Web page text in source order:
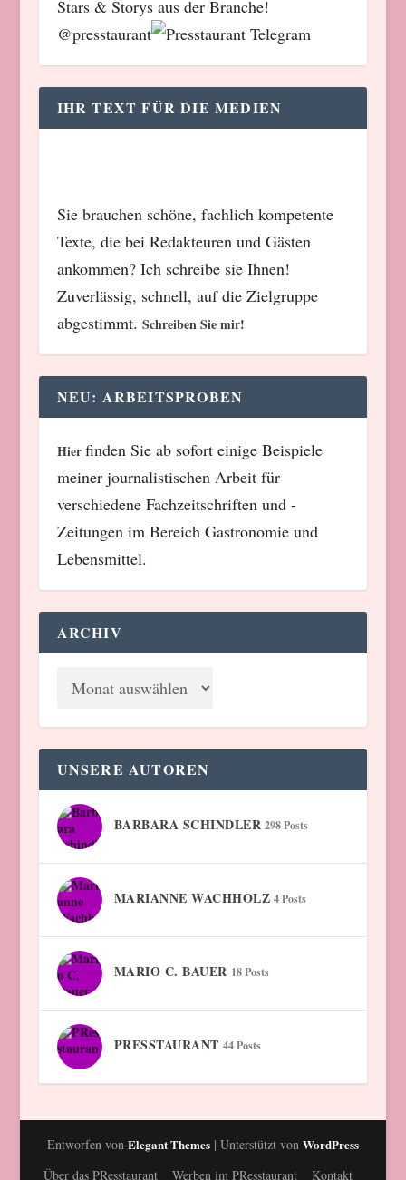
Stars & Storys aus der Branche!
@presstaurant
IHR TEXT FÜR DIE MEDIEN
Sie brauchen schöne, fachlich kompetente
Texte, die bei Redakteuren und Gästen
ankommen? Ich schreibe sie Ihnen!
Zuverlässig, schnell, auf die Zielgruppe
abgestimmt. Schreiben Sie mir!
NEU: ARBEITSPROBEN
Hierfinden Sie ab sofort einige Beispiele
meiner journalistischen Arbeit für
verschiedene Fachzeitschriften und -
Zeitungen im Bereich Gastronomie und
Lebensmittel.
ARCHIV
UNSERE AUTOREN
BARBARA SCHINDLER 298 Posts
MARIANNE WACHHOLZ 4 Posts
MARIO C. BAUER 18 Posts
PRESSTAURANT 44 Posts
Entworfen von Elegant Themes| Unterstützt von WordPress
Über das PResstaurant
Werben im PResstaurant Kontakt